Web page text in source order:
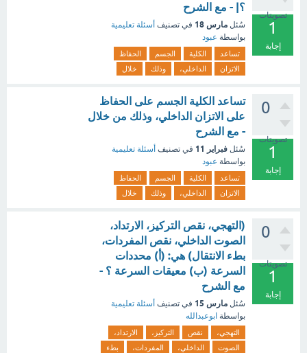
تصويتات
1
إجابة
؟| - مع الشرح
سُئل مارس 18 في تصنيف أسئلة تعليمية
بواسطة عبود
تساعد الكلية الجسم
الحفاظ
الاتزان
الداخلي، وذلك خلال
0
تصويتات
1
إجابة
تساعد الكلية الجسم على الحفاظ
على الاتزان الداخلي، وذلك من خلال
- مع الشرح
سُئل فبراير 11 في تصنيف أسئلة تعليمية
بواسطة عبود
تساعد الكلية الجسم
الحفاظ
الاتزان
الداخلي، وذلك خلال
0
تصويتات
1
إجابة
(التهجي، نقص التركيز، الارتداد،
الصوت الداخلي، نقص المفردات،
بطء الانتقال) هي: (أ) محددات
السرعة (ب) معيقات السرعة ؟ -
مع الشرح
سُئل مارس 15 في تصنيف أسئلة تعليمية
بواسطة ابوعبدالله
التهجي، نقص التركيز،
الارتداد،
الصوت
الداخلي، المفردات،
بطء